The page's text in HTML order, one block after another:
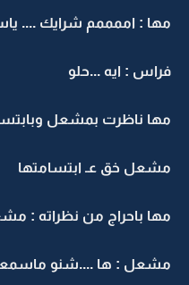
مها : اممممم شرايك ....
فراس : ايه ...حلو
مها ناظرت بمشعل
مشعل خق عـ ابتسامتها
مها باحراج من نظراته :
مشعل : ها ....شنو